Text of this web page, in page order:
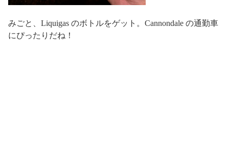
みごと、Liquigas のボトルをゲット。Cannondale の通勤車
にぴったりだね！